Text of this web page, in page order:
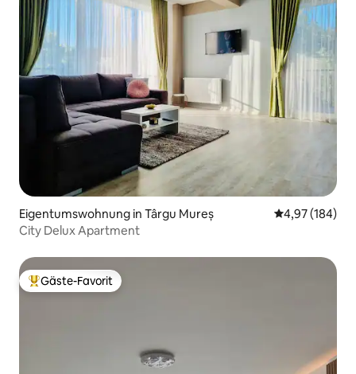
Eigentumswohnung in Târgu Mureș
4,97 (184)
City Delux Apartment
Beliebter Gäste-Favorit.
Gäste-Favorit